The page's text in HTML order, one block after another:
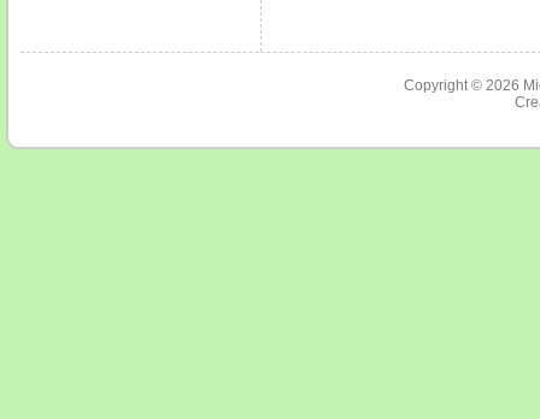
Copyright © 2026